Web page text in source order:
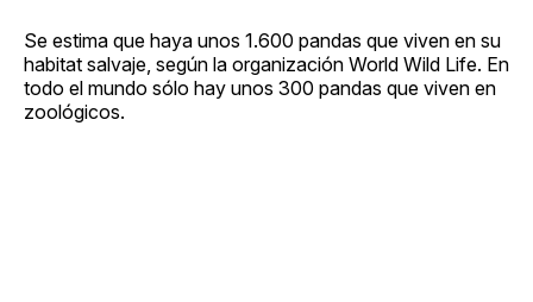
Se estima que haya unos 1.600 pandas que viven en su
habitat salvaje, según la organización World Wild Life. En
todo el mundo sólo hay unos 300 pandas que viven en
zoológicos.